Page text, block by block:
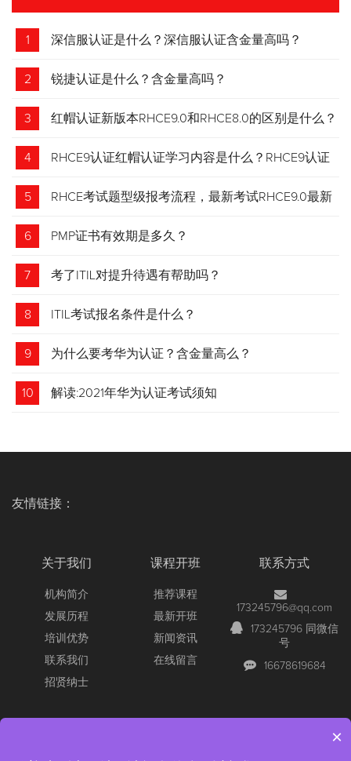
1 深信服认证是什么？深信服认证含金量高吗？
2 锐捷认证是什么？含金量高吗？
3 红帽认证新版本RHCE9.0和RHCE8.0的区别是什么？
4 RHCE9认证红帽认证学习内容是什么？RHCE9认证
介绍
5 RHCE考试题型级报考流程，最新考试RHCE9.0最新
考试 变化请悉知
6 PMP证书有效期是多久？
7 考了ITIL对提升待遇有帮助吗？
8 ITIL考试报名条件是什么？
9 为什么要考华为认证？含金量高么？
10 解读:2021年华为认证考试须知
友情链接：
关于我们
机构简介
发展历程
培训优势
联系我们
招贤纳士
课程开班
推荐课程
最新开班
新闻资讯
在线留言
联系方式
173245796@qq.com
173245796 同微信
号
16678619684
×